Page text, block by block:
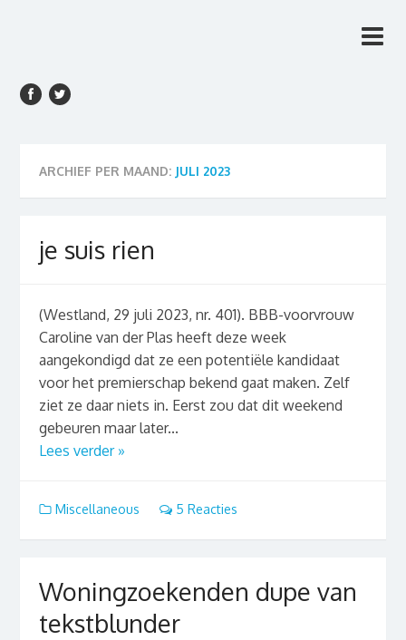
ARCHIEF PER MAAND: JULI 2023
je suis rien
(Westland, 29 juli 2023, nr. 401). BBB-voorvrouw
Caroline van der Plas heeft deze week
aangekondigd dat ze een potentiële kandidaat
voor het premierschap bekend gaat maken. Zelf
ziet ze daar niets in. Eerst zou dat dit weekend
gebeuren maar later...
Lees verder »
Miscellaneous 5 Reacties
Woningzoekenden dupe van
tekstblunder